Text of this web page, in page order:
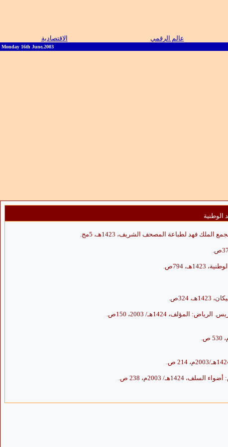
الاقتصادية عالم الرقمي
Monday 16th June,2003
الوطنية
فهد لطباعة المصحف الشريف، 1423هـ، 5مج.
794ص.
324ص.
1424هـ/ 2003، 150ص.